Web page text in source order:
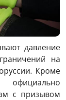
давление
на
Кроме
с призывом